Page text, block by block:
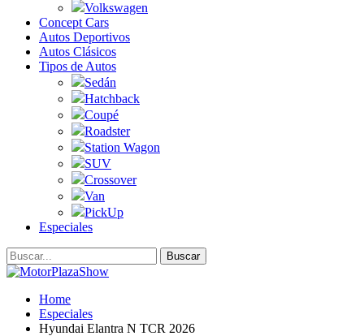
Volkswagen
Concept Cars
Autos Deportivos
Autos Clásicos
Tipos de Autos
Sedán
Hatchback
Coupé
Roadster
Station Wagon
SUV
Crossover
Van
PickUp
Especiales
Home
Especiales
Hyundai Elantra N TCR 2026